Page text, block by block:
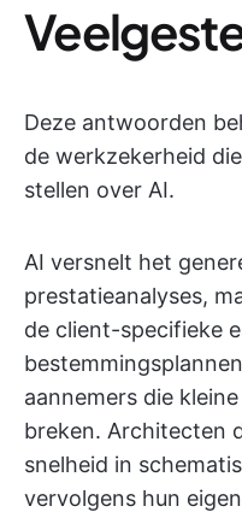
Deze antwoorden
de werkzekerheid
stellen over AI.
AI versnelt het
prestatieanalyses,
de client-specifieke
aannemers die
breken. Architecten
snelheid in
vervolgens hun